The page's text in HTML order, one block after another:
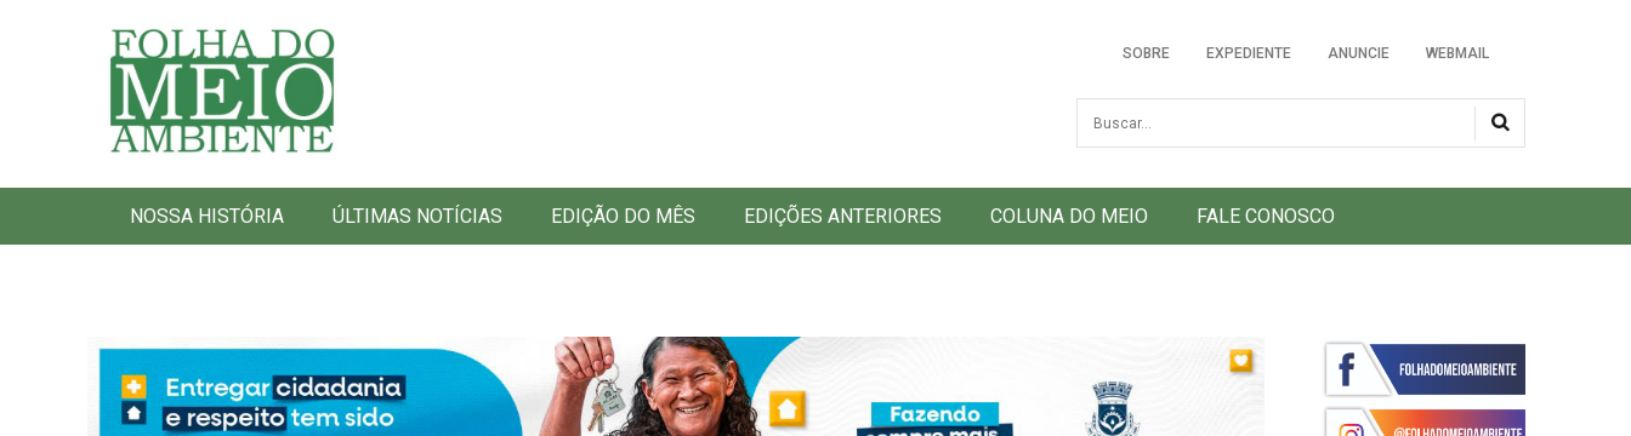
Folha do Meio Ambiente
SOBRE EXPEDIENTE ANUNCIE WEBMAIL
Busca
NOSSA HISTÓRIA ÚLTIMAS NOTÍCIAS EDIÇÃO DO MÊS EDIÇÕES ANTERIORES COLUNA DO MEIO FALE CONOSCO